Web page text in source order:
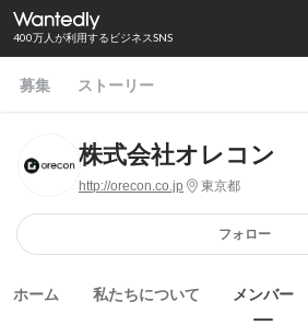
400万人が利用するビジネスSNS
募集 ストーリー
株式会社オレコン
http://orecon.co.jp 東京都
フォロー
ホーム 私たちについて メンバー